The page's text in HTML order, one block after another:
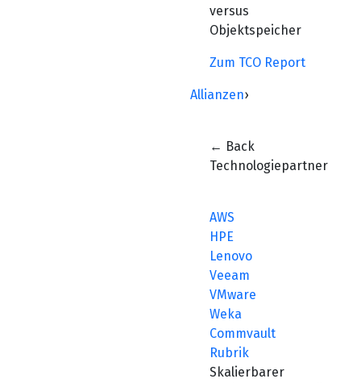
versus
Objektspeicher
Zum TCO Report
Allianzen›
← Back
Technologiepartner
AWS
HPE
Lenovo
Veeam
VMware
Weka
Commvault
Rubrik
Skalierbarer